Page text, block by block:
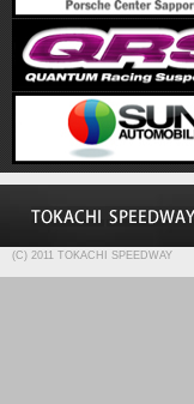
(C) 2011 TOKACHI SPEEDWAY